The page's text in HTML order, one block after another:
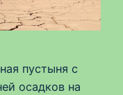
пустыня с
осадков на